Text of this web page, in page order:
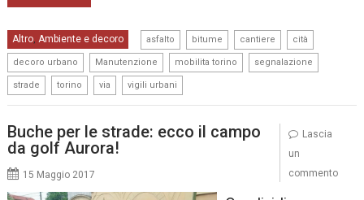
Altro,Ambiente e decoro asfalto bitume cantiere cità
decoro urbano Manutenzione mobilita torino segnalazione
strade torino via vigili urbani
Buche per le strade: ecco il campo
da golf Aurora!
15 Maggio 2017
Lascia
un
commento